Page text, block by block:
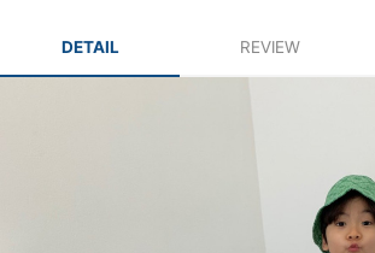
DETAIL REVIEW